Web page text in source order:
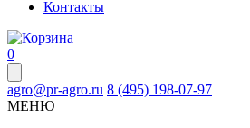
Контакты
0
agro@pr-agro.ru 8 (495) 198-07-97
МЕНЮ